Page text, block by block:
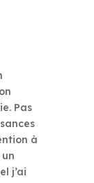
Pas
à
j’ai